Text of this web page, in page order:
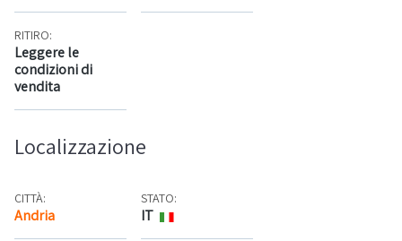
RITIRO:
Leggere le
condizioni di
vendita
Localizzazione
CITTÀ:
Andria Mappa
STATO:
IT